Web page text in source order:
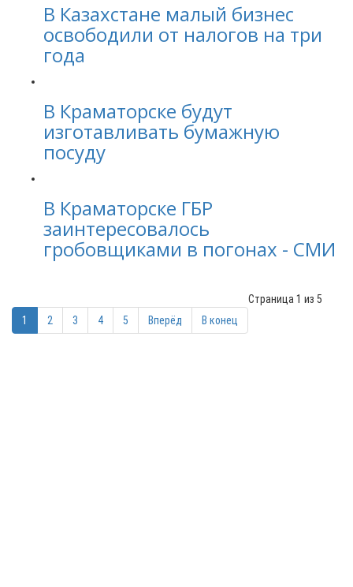
В Казахстане малый бизнес
освободили от налогов на три
года
В Краматорске будут
изготавливать бумажную
посуду
В Краматорске ГБР
заинтересовалось
гробовщиками в погонах - СМИ
Страница 1 из 5
1
2 3 4 5 Вперёд В конец